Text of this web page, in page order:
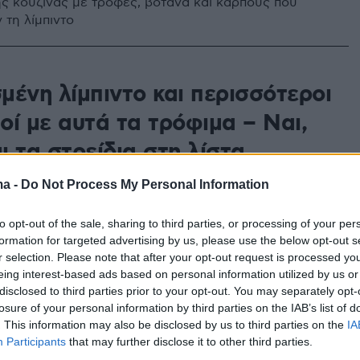
- Do Not Process My Personal Information
opt-out of the sale, sharing to third parties, or processing of your
for targeted advertising by us, please use the below opt-out
selection. Please note that after your opt-out request is processed
interest-based ads based on personal information utilized by us
to third parties prior to your opt-out. You may separately
of your personal information by third parties on the IAB’s list of
This information may also be disclosed by us to third parties on the
Participants that may further disclose it to other third parties.
λίμπιντο
λίμπιντο και περισσότεροι
με αυτά τα τρόφιμα – Ναι,
τα στρείδια στη λίστα
τι να βάλετε στο πιάτο σας για να
την ερωτική επιθυμία και τη σεξουαλική σας
αρώματα που
τις αισθήσεις